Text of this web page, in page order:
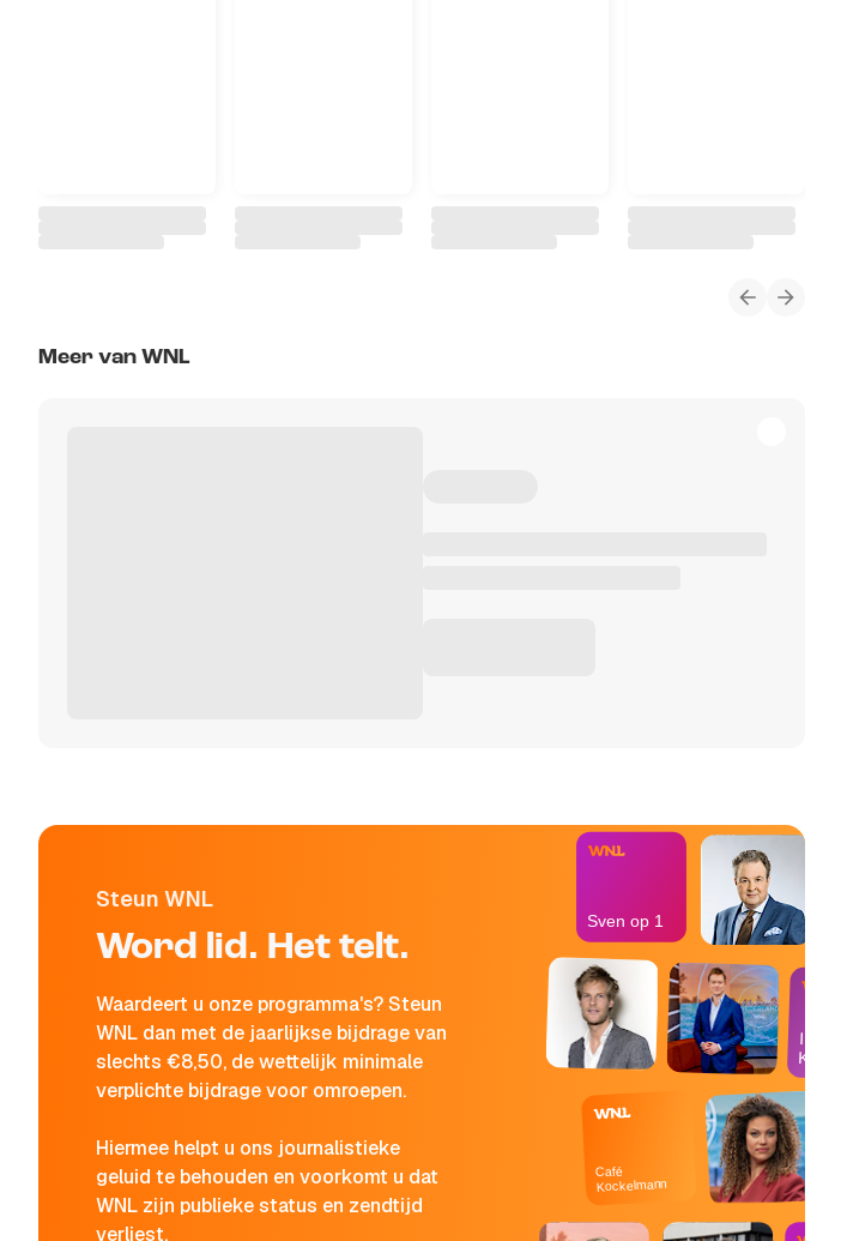
Meer van WNL
Steun WNL
Word lid. Het telt.
Waardeert u onze programma's? Steun
WNL dan met de jaarlijkse bijdrage van
slechts €8,50, de wettelijk minimale
verplichte bijdrage voor omroepen.
Hiermee helpt u ons journalistieke
geluid te behouden en voorkomt u dat
WNL zijn publieke status en zendtijd
verliest.
Café
Kockelmann
In de
Kantine
Sven op 1